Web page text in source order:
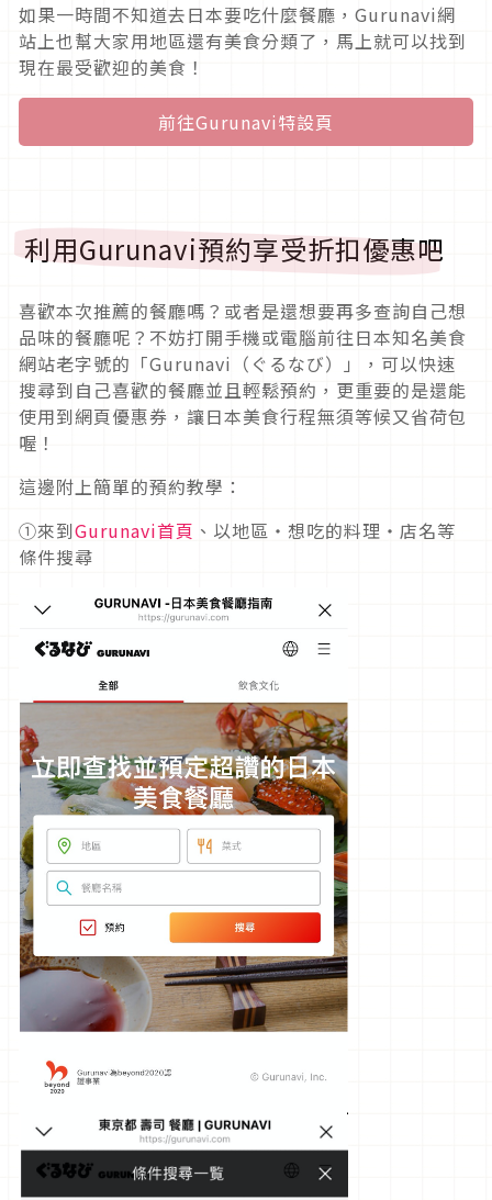
如果一時間不知道去日本要吃什麼餐廳，Gurunavi網
站上也幫大家用地區還有美食分類了，馬上就可以找到
現在最受歡迎的美食！
前往Gurunavi特設頁
利用Gurunavi預約享受折扣優惠吧
喜歡本次推薦的餐廳嗎？或者是還想要再多查詢自己想
品味的餐廳呢？不妨打開手機或電腦前往日本知名美食
網站老字號的「Gurunavi（ぐるなび）」，可以快速
搜尋到自己喜歡的餐廳並且輕鬆預約，更重要的是還能
使用到網頁優惠券，讓日本美食行程無須等候又省荷包
喔！
這邊附上簡單的預約教學：
①來到Gurunavi首頁 、以地區・想吃的料理・店名等
條件搜尋